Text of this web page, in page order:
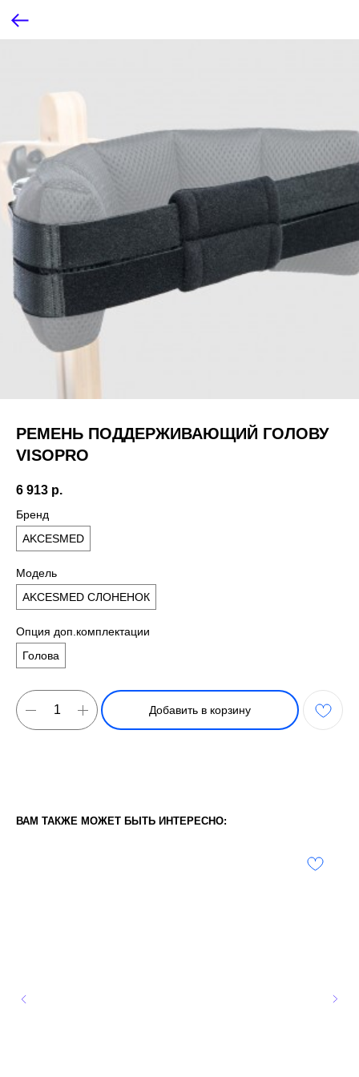
РЕМЕНЬ ПОДДЕРЖИВАЮЩИЙ ГОЛОВУ
VISOPRO
6 913 р.
Бренд
AKCESMED
Модель
AKCESMED СЛОНЕНОК
Опция доп.комплектации
Голова
Добавить в корзину
ВАМ ТАКЖЕ МОЖЕТ БЫТЬ ИНТЕРЕСНО: